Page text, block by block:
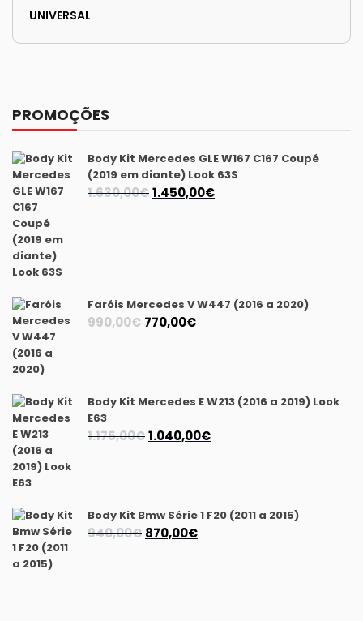
UNIVERSAL
PROMOÇÕES
Body Kit Mercedes GLE W167 C167 Coupé
(2019 em diante) Look 63S
1.630,00€O
1.450,00€O
Faróis Mercedes V W447 (2016 a 2020)
990,00€ O
990,00€.
770,00€O
770,00€.
Body Kit Mercedes E W213 (2016 a 2019) Look
E63
1.175,00€O
1.175,00€.
1.040,00€O
1.040,00€.
Body Kit Bmw Série 1 F20 (2011 a 2015)
940,00€ O
870,00€O